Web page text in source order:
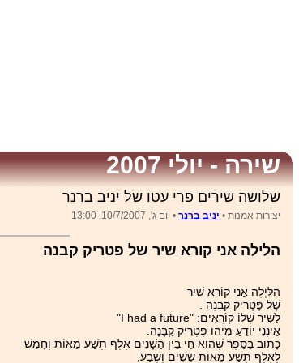
שירה - יולי 2007
שלושה שירים פרי עטו של יניב ברנר
יצירות אמנות • יניב ברנר • יום ג', 10/7/2007, 13:00
הלילה אני קורא שיר של פטריק קבנה
הַלַּיְלָה אֲנִי קוֹרֵא שִׁיר
שֶׁל פֶּטְרִיק קַבָנָה .
לַשִּׁיר שֶׁלּוֹ קוֹרְאִים: "I had a future"
אֵינֶנִּי יוֹדֵעַ מִיהוּ פֶּטְרִיק קַבָנָה.
כָּתוּב בַּסֵּפֶר שֶׁהוּא חַי בֵּין הַשָּׁנִים אֶלֶף תְּשַׁע מֵאוֹת וְחָמֵשׁ
לְאֶלֶף תְּשַׁע מֵאוֹת שִׁשִּׁים וְשֶׁבַע,